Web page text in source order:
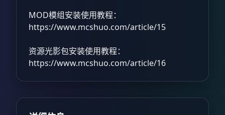
MOD模组安装使用教程：
https://www.mcshuo.com/article/15
资源光影包安装使用教程：
https://www.mcshuo.com/article/16